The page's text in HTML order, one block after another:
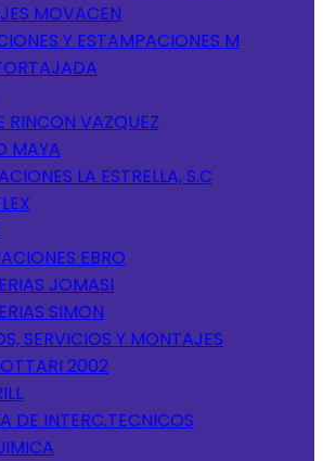
MOVACEN
Y ESTAMPACIONES M
RINCON VAZQUEZ
MAYA
LA ESTRELLA, S.C
EBRO
JOMASI
SIMON
SERVICIOS Y MONTAJES
2002
DE INTERC.TECNICOS